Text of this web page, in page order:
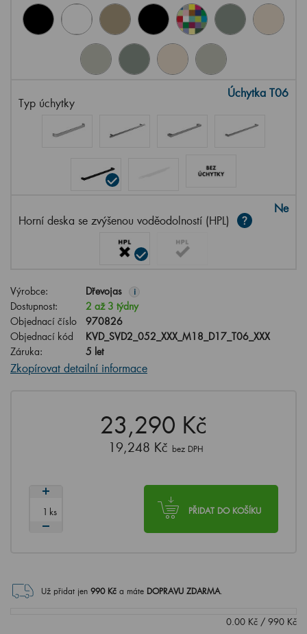
Typ úchytky
Úchytka T06
Horní deska se zvýšenou voděodolností (HPL)
Ne
Výrobce: Dřevojas i
Dostupnost:
2 až 3 týdny
Objednací číslo
970826
Objednací kód
KVD_SVD2_052_XXX_M18_D17_T06_XXX
Záruka:
5 let
Zkopírovat detailní informace
23,290 Kč
19,248 Kč bez DPH
PŘIDAT DO KOŠÍKU
ks
Už přidat jen 990Kč a máte DOPRAVU ZDARMA.
0.00 Kč / 990 Kč